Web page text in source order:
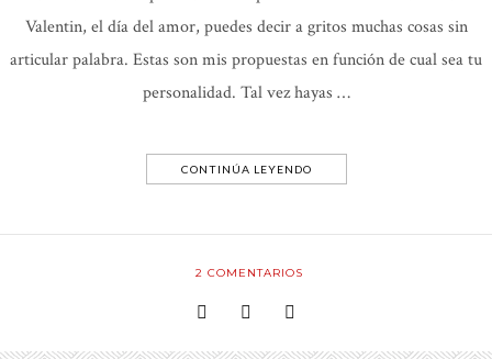
Valentin, el día del amor, puedes decir a gritos muchas cosas sin
articular palabra. Estas son mis propuestas en función de cual sea tu
personalidad. Tal vez hayas …
CONTINÚA LEYENDO
2 COMENTARIOS